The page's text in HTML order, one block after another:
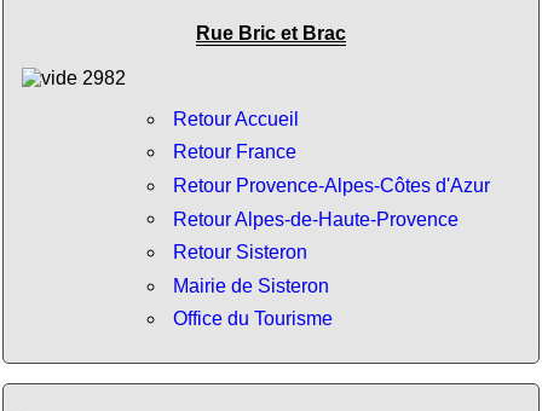
Rue Bric et Brac
Retour Accueil
Retour France
Retour Provence-Alpes-Côtes d'Azur
Retour Alpes-de-Haute-Provence
Retour Sisteron
Mairie de Sisteron
Office du Tourisme